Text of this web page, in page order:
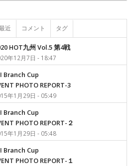
近 コメント タグ
HOT九州 Vol.5 第4戦
年12月7日 - 18:47
Branch Cup
PHOTO REPORT-3
年1月29日 - 05:49
Branch Cup
PHOTO REPORT-２
年1月29日 - 05:48
Branch Cup
PHOTO REPORT-１